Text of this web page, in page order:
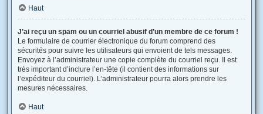
Haut
J’ai reçu un spam ou un courriel abusif d’un membre de ce forum !
Le formulaire de courrier électronique du forum comprend des
sécurités pour suivre les utilisateurs qui envoient de tels messages.
Envoyez à l’administrateur une copie complète du courriel reçu. Il est
très important d’inclure l’en-tête (il contient des informations sur
l’expéditeur du courriel). L’administrateur pourra alors prendre les
mesures nécessaires.
Haut